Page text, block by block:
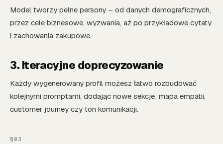
Model tworzy pełne persony – od danych demograficznych,
przez cele biznesowe, wyzwania, aż po przykładowe cytaty
i zachowania zakupowe.
3. Iteracyjne doprecyzowanie
Każdy wygenerowany profil możesz łatwo rozbudować
kolejnymi promptami, dodając nowe sekcje: mapa empatii,
customer journey czy ton komunikacji.